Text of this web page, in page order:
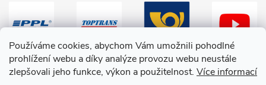
Používáme cookies, abychom Vám umožnili pohodlné
prohlížení webu a díky analýze provozu webu neustále
zlepšovali jeho funkce, výkon a použitelnost. Více informací